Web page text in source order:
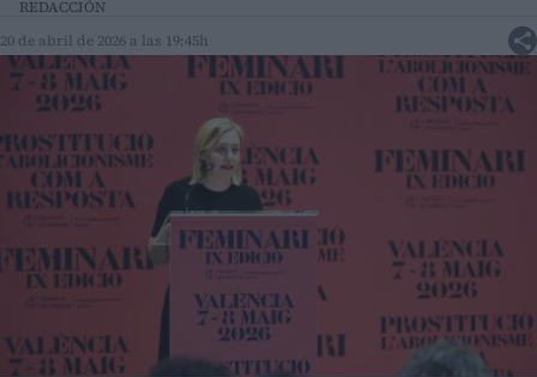
REDACCIÓN
20 de abril de 2026 a las 19:45h